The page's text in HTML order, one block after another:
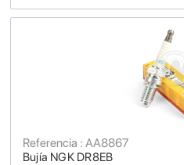
Bujía NGK DR8EB
Referencia : AA8867